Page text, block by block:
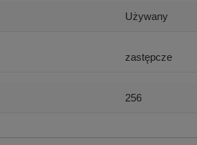
Używany
zastępcze
256